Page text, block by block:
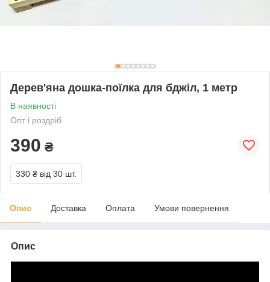
Дерев'яна дошка-поїлка для бджіл, 1 метр
В наявності
Опт і роздріб
390 ₴
330 ₴ від 30 шт.
Опис Доставка Оплата Умови повернення
Опис